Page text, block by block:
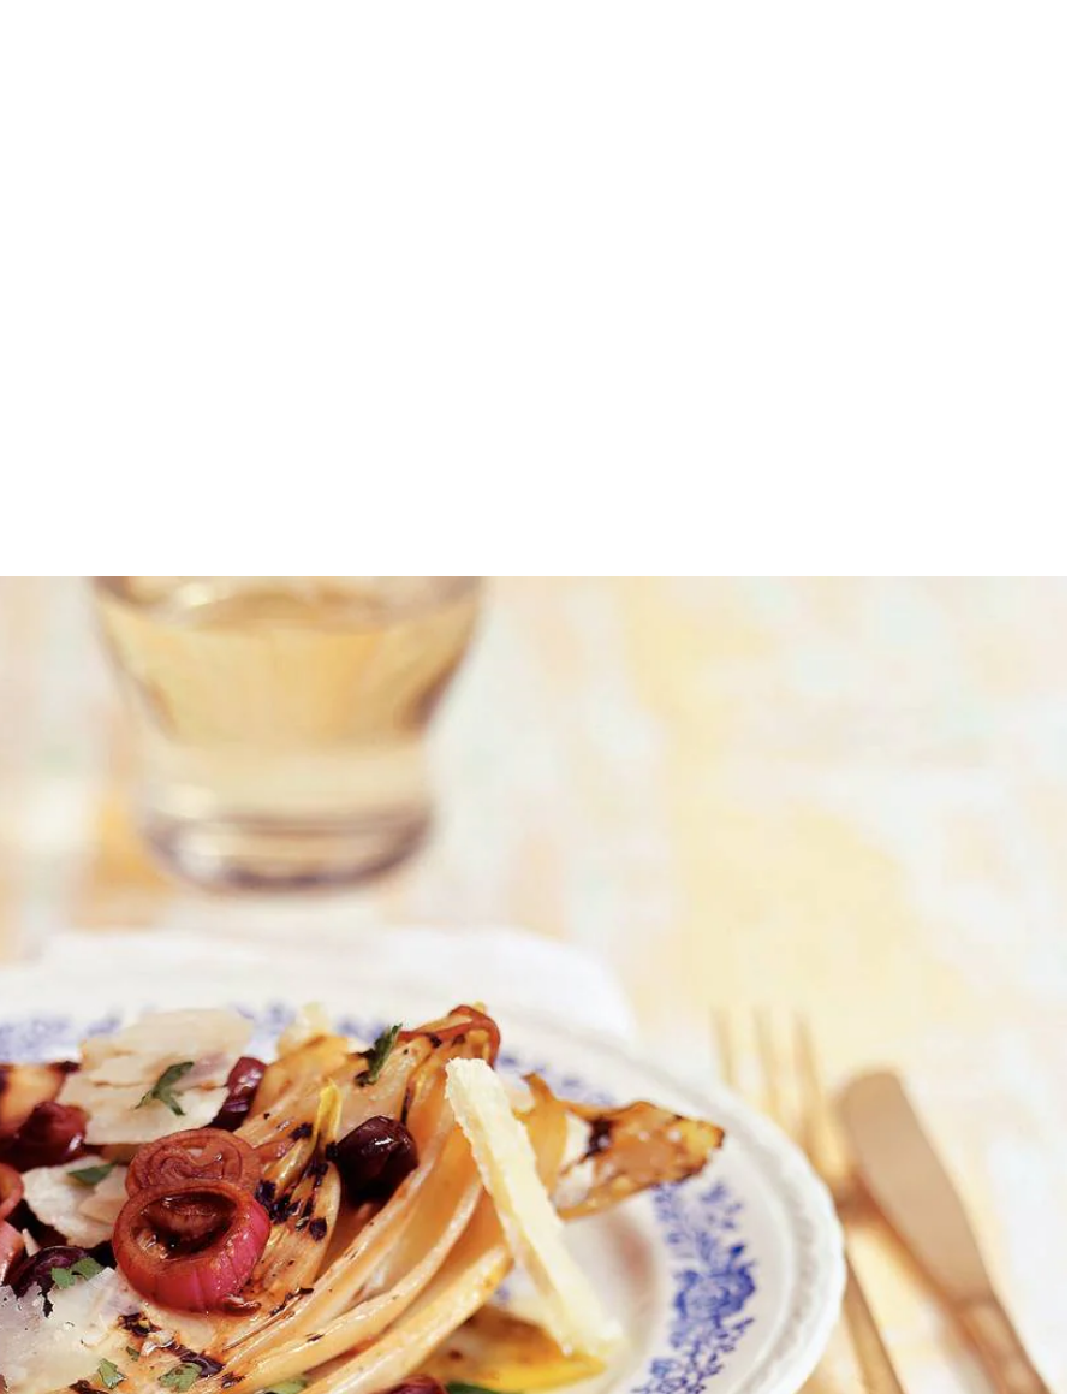
Kies producten
el olie erdoor en voeg de olijven en peper en zout naar smaak toe. Snijd de onderkant van de stronken witlof en snijd het witlof
rondom met 1 el olie en gril aan beide kanten in ca. 10 min. beetgaar.
dunschiller mooie kaaskrullen over het witlof. Serveer direct.
Wat vond je van dit recept?